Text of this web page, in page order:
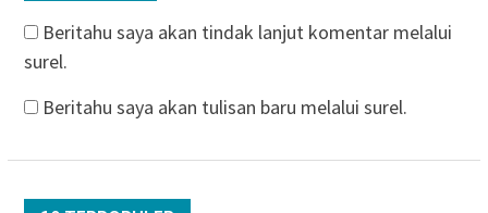
Beritahu saya akan tindak lanjut komentar melalui
surel.
Beritahu saya akan tulisan baru melalui surel.